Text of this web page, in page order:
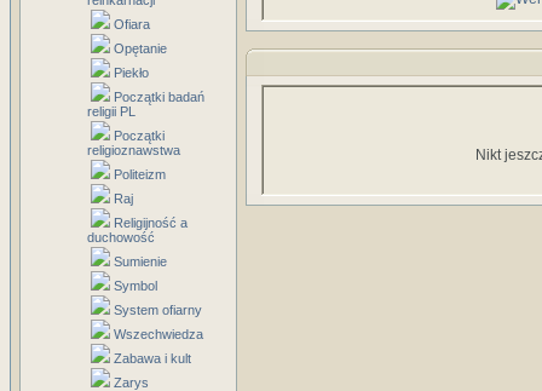
Ofiara
Opętanie
Piekło
Początki badań
religii PL
Początki
religioznawstwa
Politeizm
Raj
Religijność a
duchowość
Sumienie
Symbol
System ofiarny
Wszechwiedza
Zabawa i kult
Zarys
Nikt